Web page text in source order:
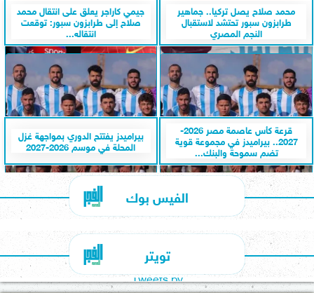
محمد صلاح يصل تركيا.. جماهير
طرابزون سبور تحتشد لاستقبال
النجم المصري
جيمي كاراجر يعلق على انتقال محمد
صلاح إلى طرابزون سبور: توقعت
انتقاله...
قرعة كأس عاصمة مصر 2026-
2027.. بيراميدز في مجموعة قوية
تضم سموحة والبنك...
بيراميدز يفتتح الدوري بمواجهة غزل
المحلة في موسم 2026-2027
الفيس بوك
تويتر
Tweets by